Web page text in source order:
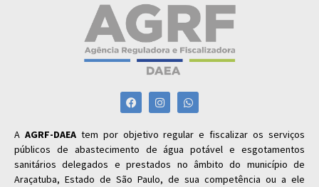
A AGRF-DAEAtem por objetivo regular e fiscalizar os serviços
públicos de abastecimento de água potável e esgotamentos
sanitários delegados e prestados no âmbito do município de
Araçatuba, Estado de São Paulo, de sua competência ou a ele